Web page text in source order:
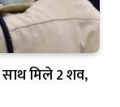
मिले 2 शव,